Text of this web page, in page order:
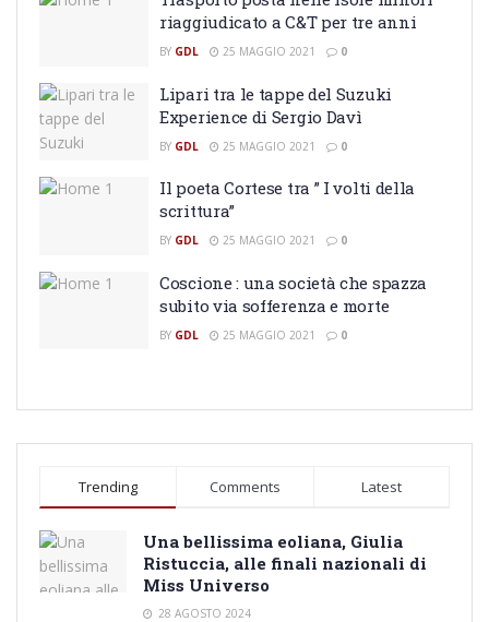
riaggiudicato a C&T per tre anni
BY GDL 25 MAGGIO 2021 0
Lipari tra le tappe del Suzuki
Experience di Sergio Davì
BY GDL 25 MAGGIO 2021 0
Il poeta Cortese tra ” I volti della
scrittura”
BY GDL 25 MAGGIO 2021 0
Coscione : una società che spazza
subito via sofferenza e morte
BY GDL 25 MAGGIO 2021 0
Trending Comments Latest
Una bellissima eoliana, Giulia
Ristuccia, alle finali nazionali di
Miss Universo
28 AGOSTO 2024